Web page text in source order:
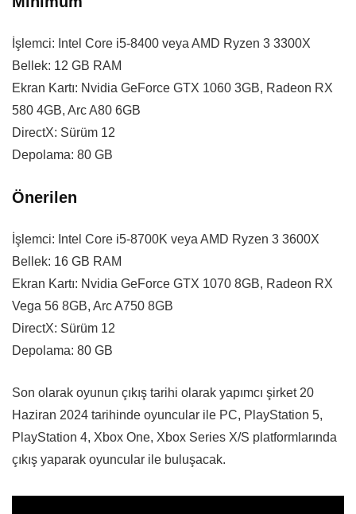
İşlemci: Intel Core i5-8400 veya AMD Ryzen 3 3300X
Bellek: 12 GB RAM
Ekran Kartı: Nvidia GeForce GTX 1060 3GB, Radeon RX
580 4GB, Arc A80 6GB
DirectX: Sürüm 12
Depolama: 80 GB
Önerilen
İşlemci: Intel Core i5-8700K veya AMD Ryzen 3 3600X
Bellek: 16 GB RAM
Ekran Kartı: Nvidia GeForce GTX 1070 8GB, Radeon RX
Vega 56 8GB, Arc A750 8GB
DirectX: Sürüm 12
Depolama: 80 GB
Son olarak oyunun çıkış tarihi olarak yapımcı şirket 20
Haziran 2024 tarihinde oyuncular ile PC, PlayStation 5,
PlayStation 4, Xbox One, Xbox Series X/S platformlarında
çıkış yaparak oyuncular ile buluşacak.